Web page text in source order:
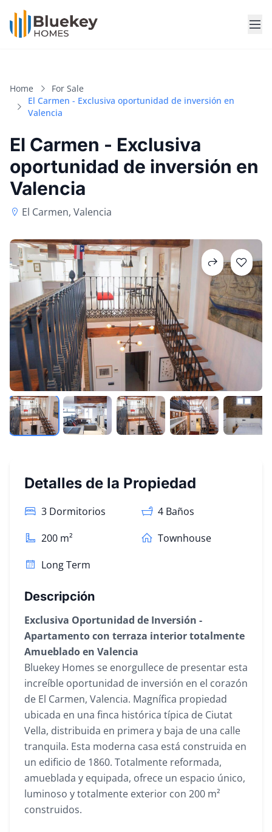
Home
For Sale
El Carmen - Exclusiva oportunidad de inversión en
Valencia
El Carmen - Exclusiva
oportunidad de inversión en
Valencia
El Carmen, Valencia
Detalles de la Propiedad
3 Dormitorios 4 Baños
200 m²
Townhouse
Long Term
Descripción
Exclusiva Oportunidad de Inversión -
Apartamento con terraza interior totalmente
Amueblado en Valencia
Bluekey Homes se enorgullece de presentar esta
increíble oportunidad de inversión en el corazón
de El Carmen, Valencia. Magnífica propiedad
ubicada en una finca histórica típica de Ciutat
Vella, distribuida en primera y baja de una calle
tranquila. Esta moderna casa está construida en
un edificio de 1860. Totalmente reformada,
amueblada y equipada, ofrece un espacio único,
luminoso y totalmente exterior con 200 m²
construidos.